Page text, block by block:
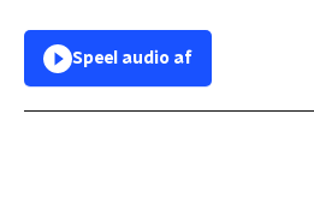
Speel audio af